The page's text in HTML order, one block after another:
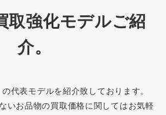
取強化モデルご紹
介。
代表モデルを紹介致しております。
いお品物の買取価格に関してはお気軽